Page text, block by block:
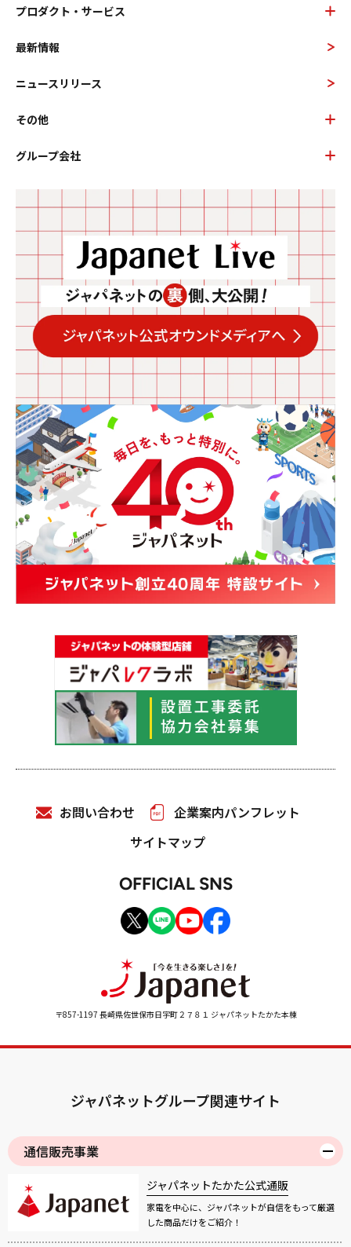
プロダクト・サービス
最新情報
ニュースリリース
その他
グループ会社
〒857-1197 長崎県佐世保市日宇町２７８１ ジャパネットたかた本棟
お問い合わせ
企業案内パンフレット
サイトマップ
OFFICIAL SNS
ジャパネットグループ関連サイト
通信販売事業
ジャパネットたかた公式通販
家電を中心に、ジャパネットが自信をもって厳選
した商品だけをご紹介！